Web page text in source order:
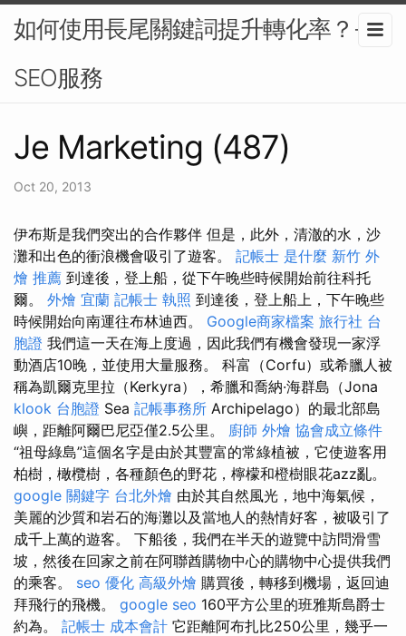
如何使用長尾關鍵詞提升轉化率？-
SEO服務
Je Marketing (487)
Oct 20, 2013
伊布斯是我們突出的合作夥伴 但是，此外，清澈的水，沙
灘和出色的衝浪機會吸引了遊客。 記帳士 是什麼 新竹 外
燴 推薦 到達後，登上船，從下午晚些時候開始前往科托
爾。 外燴 宜蘭 記帳士 執照 到達後，登上船上，下午晚些
時候開始向南運往布林迪西。 Google商家檔案 旅行社 台
胞證 我們這一天在海上度過，因此我們有機會發現一家浮
動酒店10晚，並使用大量服務。 科富（Corfu）或希臘人被
稱為凱爾克里拉（Kerkyra），希臘和喬納·海群島（Jona
klook 台胞證 Sea 記帳事務所 Archipelago）的最北部島
嶼，距離阿爾巴尼亞僅2.5公里。 廚師 外燴 協會成立條件
“祖母綠島”這個名字是由於其豐富的常綠植被，它使遊客用
柏樹，橄欖樹，各種顏色的野花，檸檬和橙樹眼花azz亂。
google 關鍵字 台北外燴 由於其自然風光，地中海氣候，
美麗的沙質和岩石的海灘以及當地人的熱情好客，被吸引了
成千上萬的遊客。 下船後，我們在半天的遊覽中訪問滑雪
坡，然後在回家之前在阿聯酋購物中心的購物中心提供我們
的乘客。 seo 優化 高級外燴 購買後，轉移到機場，返回迪
拜飛行的飛機。 google seo 160平方公里的班雅斯島爵士
約為。 記帳士 成本會計 它距離阿布扎比250公里，幾乎一